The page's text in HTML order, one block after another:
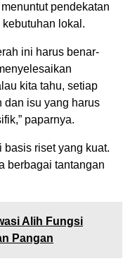
pendekatan
lokal.
ini harus benar-
kita tahu, setiap
dan isu yang harus
paparnya.
basis riset yang kuat.
berbagai tantangan
Alih Fungsi
Pangan